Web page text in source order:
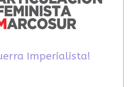
Imperialista!